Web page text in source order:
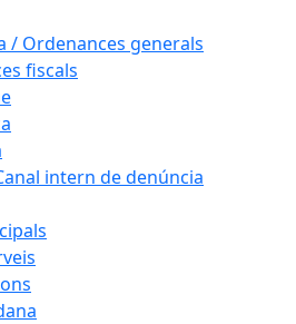
/ Ordenances generals
fiscals
intern de denúncia